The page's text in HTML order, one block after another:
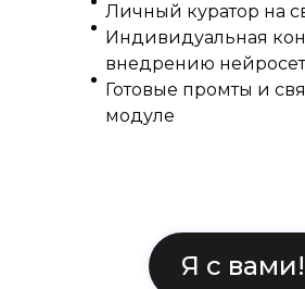
Личный куратор на
Индивидуальная
внедрению
Готовые промты и
модуле
Я с вами!